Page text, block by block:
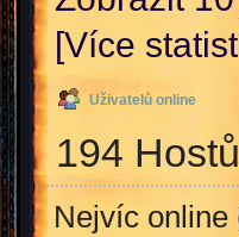
[Více
Uživatelů online
194
Nejvíc online